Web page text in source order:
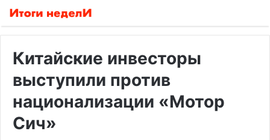
Китайские инвесторы
выступили против
национализации «Мотор
Сич»